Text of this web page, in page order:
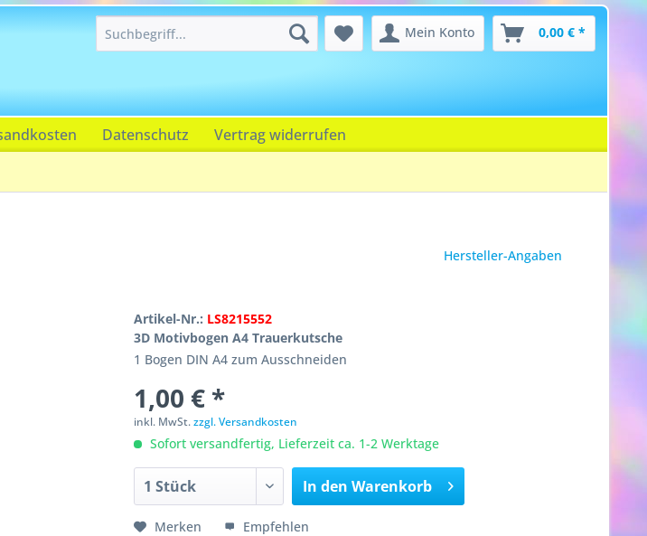
Mein Konto 0,00 € *
Datenschutz Vertrag widerrufen
Hersteller-Angaben
Artikel-Nr.: LS8215552
3D Motivbogen A4 Trauerkutsche
1 Bogen DIN A4 zum Ausschneiden
1,00 € *
inkl. MwSt.zzgl. Versandkosten
Sofort versandfertig, Lieferzeit ca. 1-2 Werktage
In den Warenkorb
Merken Empfehlen